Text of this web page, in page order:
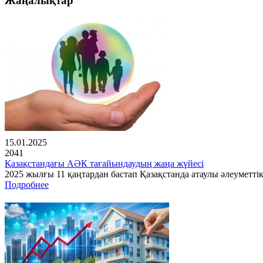
15.01.2025
2041
Қазақстандағы АӘК тағайындаудың жаңа жүйесі
2025 жылғы 11 қаңтардан бастап Қазақстанда атаулы
Подробнее